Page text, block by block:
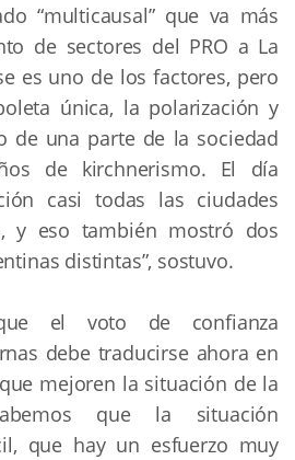
“multicausal” que va más
de sectores del PRO a La
es uno de los factores, pero
única, la polarización y
de una parte de la sociedad
de kirchnerismo. El día
casi todas las ciudades
y eso también mostró dos
distintas”, sostuvo.
el voto de confianza
debe traducirse ahora en
mejoren la situación de la
que la situación
que hay un esfuerzo muy